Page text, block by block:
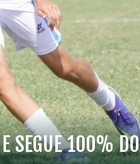
E SEGUE 100% DO